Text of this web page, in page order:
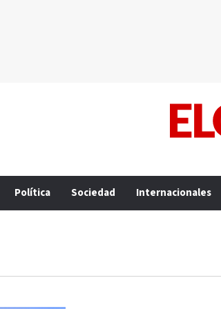
Política Sociedad Internacionales